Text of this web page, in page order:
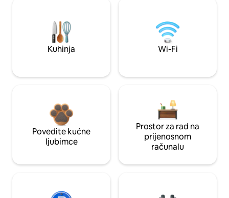
Kuhinja Wi-Fi
Povedite kućne
ljubimce
Prostor za rad na
prijenosnom
računalu